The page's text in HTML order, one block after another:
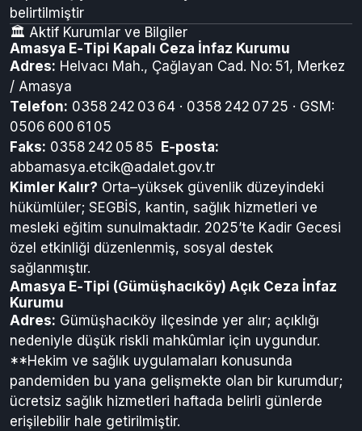
❌ Kapatılmış Kurumlar
Merzifon A3 Tipi Kapalı Ceza İnfaz Kurumu
resmi kaynaklarda Amasya merkez dışında
kapatılmış ya da aktif olmayan kurum olarak
belirtilmiştir
🏛️ Aktif Kurumlar ve Bilgiler
Amasya E‑Tipi Kapalı Ceza İnfaz Kurumu
Adres:Helvacı Mah., Çağlayan Cad. No: 51, Merkez
/ Amasya
Telefon:0358 242 03 64 · 0358 242 07 25 · GSM:
0506 600 61 05
Faks:0358 242 05 85E‑posta:
abbamasya.etcik@adalet.gov.tr
Kimler Kalır?
hükümlüler; SEGBİS, kantin, sağlık hizmetleri ve
mesleki eğitim sunulmaktadır. 2025’te Kadir Gecesi
özel etkinliği düzenlenmiş, sosyal destek
sağlanmıştır.
Amasya E‑Tipi (Gümüşhacıköy) Açık Ceza İnfaz
Kurumu
Adres:Gümüşhacıköy ilçesinde yer alır; açıklığı
nedeniyle düşük riskli mahkûmlar için uygundur.